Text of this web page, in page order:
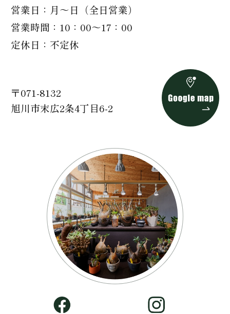
営業日
月～日（全日営業）
営業時間
10：00～17：00
定休日
不定休
〒071-8132
旭川市末広2条4丁目6-2